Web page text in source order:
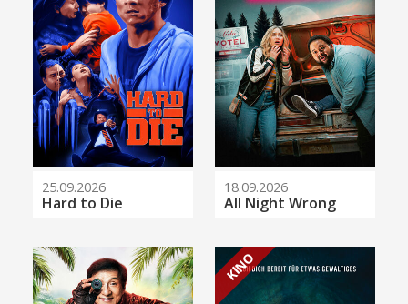
25.09.2026
Hard to Die
18.09.2026
All Night Wrong
KINO